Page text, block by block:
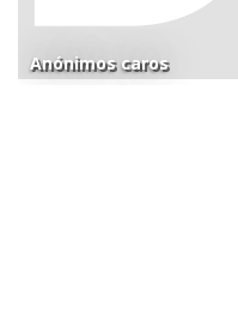
Anónimos caros